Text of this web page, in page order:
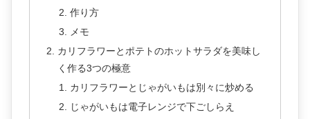
作り方
メモ
カリフラワーとポテトのホットサラダを美味し
く作る3つの極意
カリフラワーとじゃがいもは別々に炒める
じゃがいもは電子レンジで下ごしらえ